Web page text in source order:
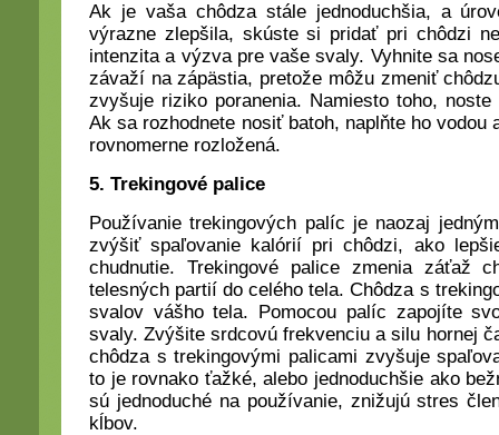
Ak je vaša chôdza stále jednoduchšia, a
výrazne zlepšila, skúste si pridať pri chôdzi
intenzita a výzva pre vaše svaly. Vyhnite sa
závaží na zápästia, pretože môžu zmeniť
zvyšuje riziko poranenia. Namiesto toho,
Ak sa rozhodnete nosiť batoh, naplňte ho vodou
rovnomerne rozložená.
5. Trekingové palice
Používanie trekingových palíc je naozaj
zvýšiť spaľovanie kalórií pri chôdzi, ako
chudnutie. Trekingové palice zmenia záťaž
telesných partií do celého tela. Chôdza s
svalov vášho tela. Pomocou palíc zapojíte
svaly. Zvýšite srdcovú frekvenciu a silu hornej
chôdza s trekingovými palicami zvyšuje
to je rovnako ťažké, alebo jednoduchšie ako
sú jednoduché na používanie, znižujú stres
kĺbov.